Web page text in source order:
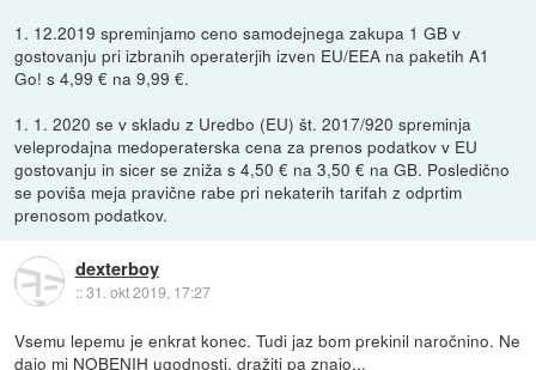
1. 12.2019 spreminjamo ceno samodejnega zakupa 1 GB v
gostovanju pri izbranih operaterjih izven EU/EEA na paketih A1
Go! s 4,99 € na 9,99 €.
1. 1. 2020 se v skladu z Uredbo (EU) št. 2017/920 spreminja
veleprodajna medoperaterska cena za prenos podatkov v EU
gostovanju in sicer se zniža s 4,50 € na 3,50 € na GB. Posledično
se poviša meja pravične rabe pri nekaterih tarifah z odprtim
prenosom podatkov.
dexterboy
::31. okt 2019, 17:27
Vsemu lepemu je enkrat konec. Tudi jaz bom prekinil naročnino. Ne
dajo mi NOBENIH ugodnosti, dražiti pa znajo...